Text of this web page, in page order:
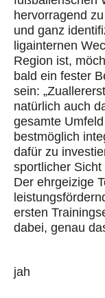
hervorragend
und ganz
ligainternen
Region ist,
bald ein fester
sein:
natürlich auch
gesamte
bestmöglich
dafür zu
sportlicher Sicht
Der ehrgeizige
ersten
dabei, genau
jah